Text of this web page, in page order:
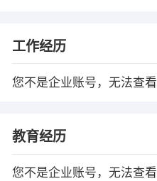
工作经历
您不是企业账号，无法查看
教育经历
您不是企业账号，无法查看